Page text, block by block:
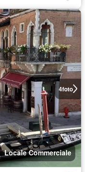
4foto
Locale Commerciale